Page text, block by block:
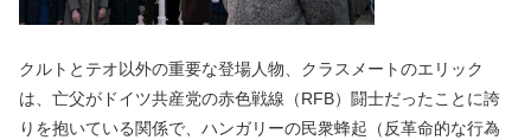
クルトとテオ以外の重要な登場人物、クラスメートのエリック
は、亡父がドイツ共産党の赤色戦線（RFB）闘士だったことに誇
りを抱いている関係で、ハンガリーの民衆蜂起（反革命的な行為